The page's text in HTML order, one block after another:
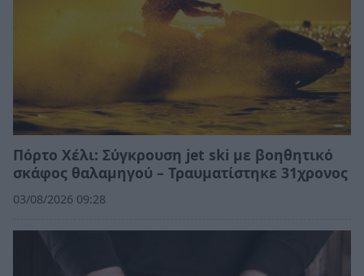
Πόρτο Χέλι: Σύγκρουση jet ski με βοηθητικό
σκάφος θαλαμηγού – Τραυματίστηκε 31χρονος
03/08/2026 09:28